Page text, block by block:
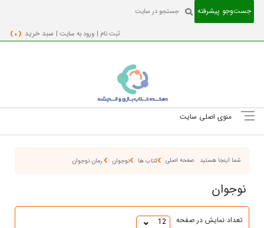
جست‌و‌جو پیشرفته
ثبت نام | ورود به سایت | سبد خرید ( 0 )
منوی اصلی سایت
شما اینجا هستید صفحه اصلی کتاب ها نوجوان رمان نوجوان
نوجوان
12 تعداد نمایش در صفحه